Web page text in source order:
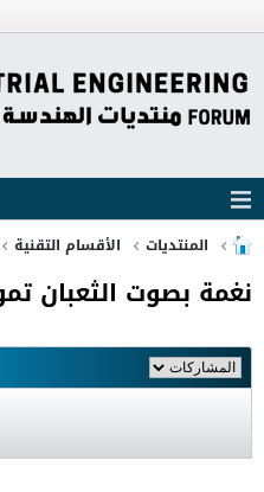
المنتديات الأقسام التقنية
نغمة بصوت الثعبان